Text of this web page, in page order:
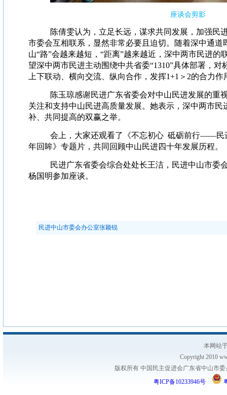
座谈会剪影
陈倩雯认为，立足长远，谋求共同发展，加强民
市委会互相联系，显然非常必要且迫切。随着深中通道
山“路”会越来越短，“距离”越来越近，深中两市民进的
望深中两市民进主动围绕中共省委“1310”具体部署，对
上下联动、横向交流、纵向合作，发挥1+1＞2的合力
陈玉琼感谢民进广东省委会对中山民进发展的重
关注和支持中山民进高质量发展。她表示，深中两市民
补、共同提高的双赢之举。
会上，大家还观看了《不忘初心 砥砺前行——民
年回眸》专题片，共同回顾中山民进四十年发展历程。
民进广东省委会综合处处长王洁，民进中山市委
杨国明参加座谈。
民进中山市委会办公室张颖锐
本网站
Copyright 2010
版权所有 中国民主促进会广东省中山市
粤ICP备10233946号